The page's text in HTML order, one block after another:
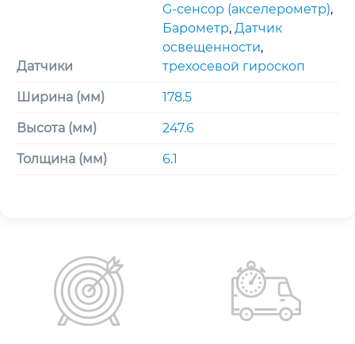
Датчики
G-сенсор (акселерометр),
Барометр, Датчик
освещенности,
трехосевoй гироскоп
Ширина (мм) 178.5
Высота (мм) 247.6
Толщина (мм) 6.1